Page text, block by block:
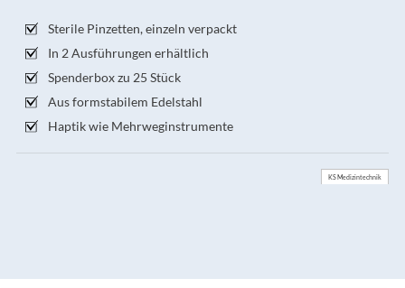
Sterile Pinzetten, einzeln verpackt
In 2 Ausführungen erhältlich
Spenderbox zu 25 Stück
Aus formstabilem Edelstahl
Haptik wie Mehrweginstrumente
KS Medizintechnik